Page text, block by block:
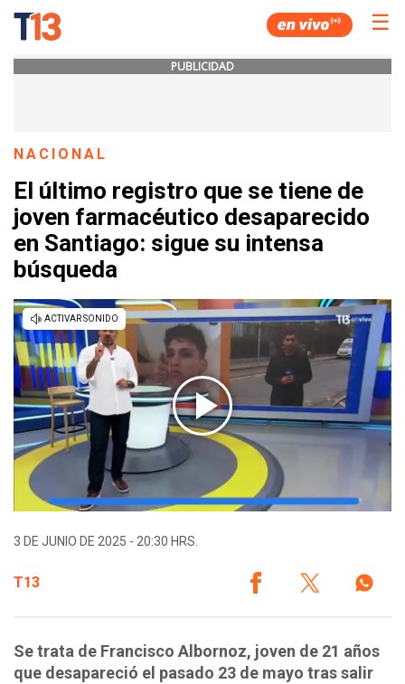
☰
PUBLICIDAD
NACIONAL
El último registro que se tiene de
joven farmacéutico desaparecido
en Santiago: sigue su intensa
búsqueda
3 DE JUNIO DE 2025 - 20:30 HRS.
T13
Se trata de Francisco Albornoz, joven de 21 años
que desapareció el pasado 23 de mayo tras salir